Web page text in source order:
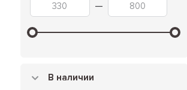
—
В наличии